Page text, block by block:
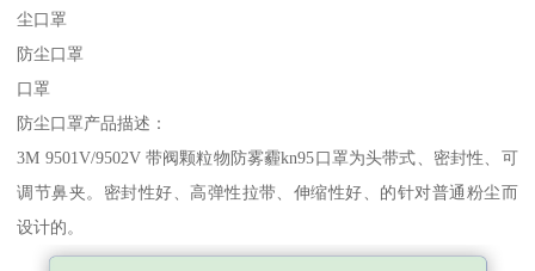
尘口罩
防尘口罩
口罩
防尘口罩产品描述：
3M 9501V/9502V 带阀颗粒物防雾霾kn95口罩为头带式、密封性、可
调节鼻夹。密封性好、高弹性拉带、伸缩性好、的针对普通粉尘而
设计的。